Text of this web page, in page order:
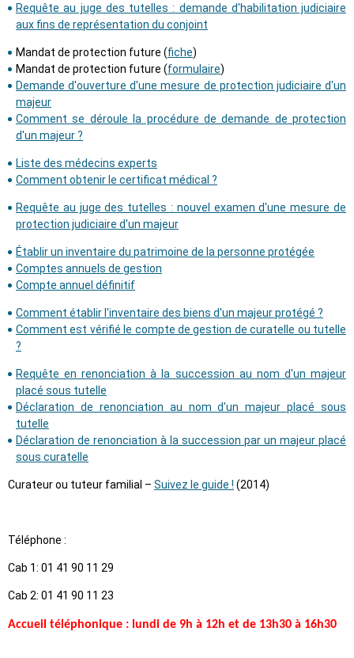
Requête au juge des tutelles : demande d'habilitation judiciaire
aux fins de représentation du conjoint
Mandat de protection future (fiche)
Mandat de protection future (formulaire)
Demande d'ouverture d'une mesure de protection judiciaire d'un
majeur
Comment se déroule la procédure de demande de protection
d'un majeur ?
Liste des médecins experts
Comment obtenir le certificat médical ?
Requête au juge des tutelles : nouvel examen d'une mesure de
protection judiciaire d'un majeur
Établir un inventaire du patrimoine de la personne protégée
Comptes annuels de gestion
Compte annuel définitif
Comment établir l'inventaire des biens d'un majeur protégé ?
Comment est vérifié le compte de gestion de curatelle ou tutelle
?
Requête en renonciation à la succession au nom d'un majeur
placé sous tutelle
Déclaration de renonciation au nom d'un majeur placé sous
tutelle
Déclaration de renonciation à la succession par un majeur placé
sous curatelle
Curateur ou tuteur familial – Suivez le guide ! (2014)
Téléphone :
Cab 1: 01 41 90 11 29
Cab 2: 01 41 90 11 23
Accueil téléphonique : lundi de 9h à 12h et de 13h30 à 16h30